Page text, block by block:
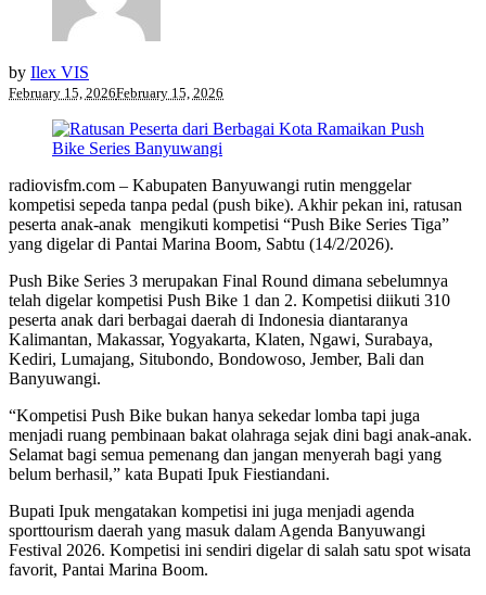
by Ilex VIS
February 15, 2026February 15, 2026
radiovisfm.com – Kabupaten Banyuwangi rutin menggelar
kompetisi sepeda tanpa pedal (push bike). Akhir pekan ini, ratusan
peserta anak-anak mengikuti kompetisi “Push Bike Series Tiga”
yang digelar di Pantai Marina Boom, Sabtu (14/2/2026).
Push Bike Series 3 merupakan Final Round dimana sebelumnya
telah digelar kompetisi Push Bike 1 dan 2. Kompetisi diikuti 310
peserta anak dari berbagai daerah di Indonesia diantaranya
Kalimantan, Makassar, Yogyakarta, Klaten, Ngawi, Surabaya,
Kediri, Lumajang, Situbondo, Bondowoso, Jember, Bali dan
Banyuwangi.
“Kompetisi Push Bike bukan hanya sekedar lomba tapi juga
menjadi ruang pembinaan bakat olahraga sejak dini bagi anak-anak.
Selamat bagi semua pemenang dan jangan menyerah bagi yang
belum berhasil,” kata Bupati Ipuk Fiestiandani.
Bupati Ipuk mengatakan kompetisi ini juga menjadi agenda
sporttourism daerah yang masuk dalam Agenda Banyuwangi
Festival 2026. Kompetisi ini sendiri digelar di salah satu spot wisata
favorit, Pantai Marina Boom.